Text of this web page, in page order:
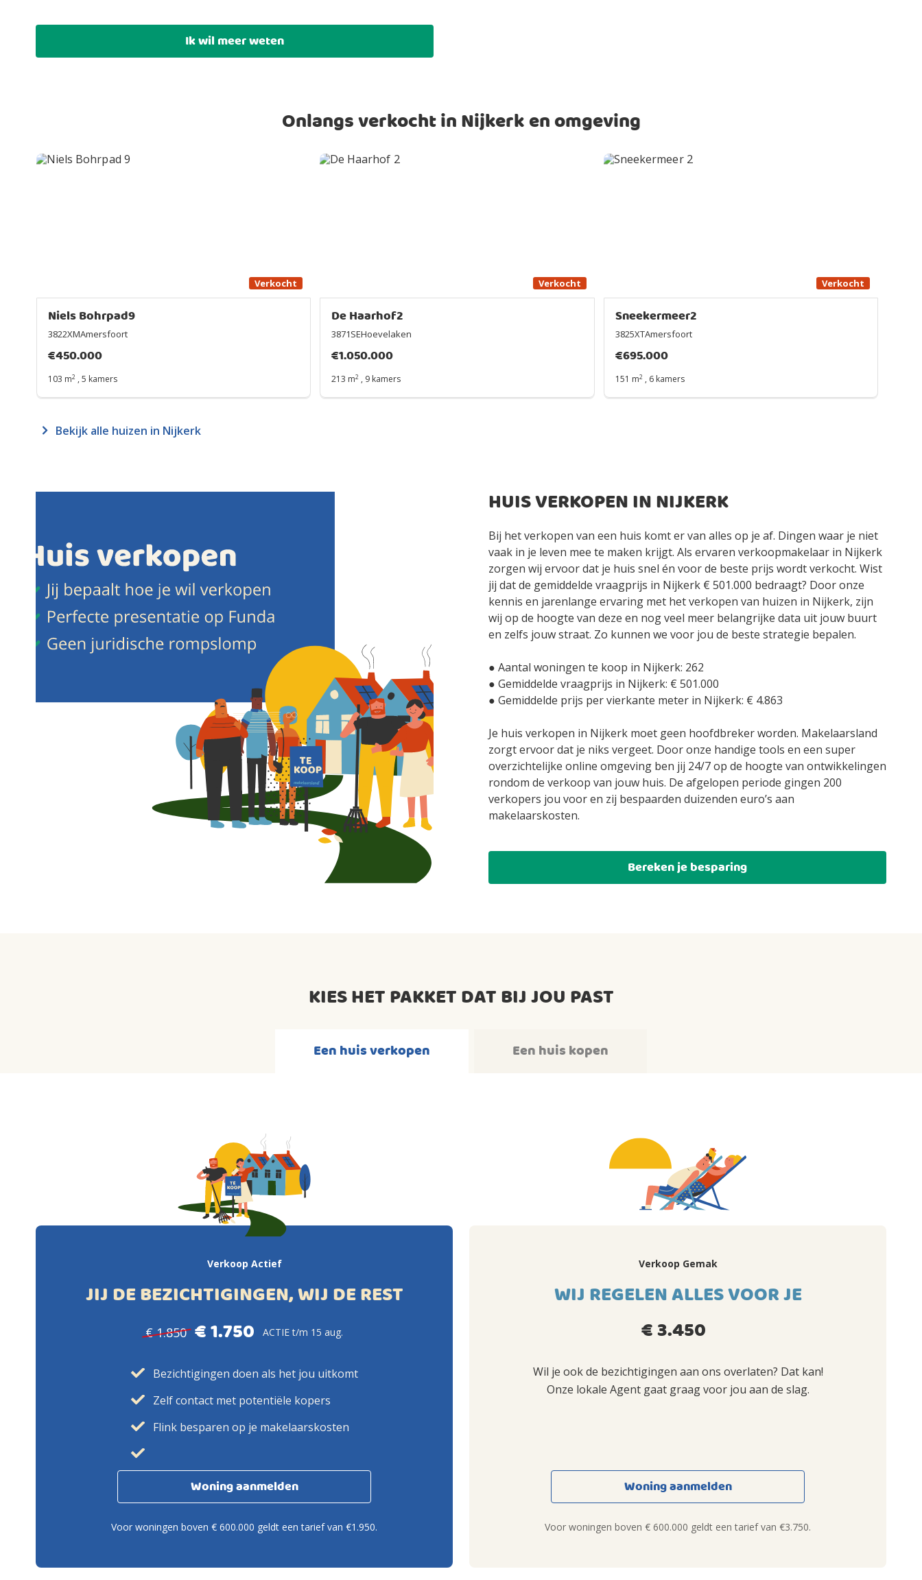
Ik wil meer weten
Onlangs verkocht in Nijkerk en omgeving
Verkocht
Niels Bohrpad9
3822XMAmersfoort
€450.000
103 m2 , 5 kamers
Verkocht
De Haarhof2
3871SEHoevelaken
€1.050.000
213 m2 , 9 kamers
Verkocht
Sneekermeer2
3825XTAmersfoort
€695.000
151 m2 , 6 kamers
Bekijk alle huizen in Nijkerk
HUIS VERKOPEN IN NIJKERK
Bij het verkopen van een huis komt er van alles op je af. Dingen waar je niet
vaak in je leven mee te maken krijgt. Als ervaren verkoopmakelaar in Nijkerk
zorgen wij ervoor dat je huis snel én voor de beste prijs wordt verkocht. Wist
jij dat de gemiddelde vraagprijs in Nijkerk € 501.000 bedraagt? Door onze
kennis en jarenlange ervaring met het verkopen van huizen in Nijkerk, zijn
wij op de hoogte van deze en nog veel meer belangrijke data uit jouw buurt
en zelfs jouw straat. Zo kunnen we voor jou de beste strategie bepalen.
● Aantal woningen te koop in Nijkerk: 262
● Gemiddelde vraagprijs in Nijkerk: € 501.000
● Gemiddelde prijs per vierkante meter in Nijkerk: € 4.863
Je huis verkopen in Nijkerk moet geen hoofdbreker worden. Makelaarsland
zorgt ervoor dat je niks vergeet. Door onze handige tools en een super
overzichtelijke online omgeving ben jij 24/7 op de hoogte van ontwikkelingen
rondom de verkoop van jouw huis. De afgelopen periode gingen 200
verkopers jou voor en zij bespaarden duizenden euro’s aan
makelaarskosten.
Bereken je besparing
KIES HET PAKKET DAT BIJ JOU PAST
Een huis verkopen Een huis kopen
Verkoop Actief
JIJ DE BEZICHTIGINGEN, WIJ DE REST
€ 1.850 € 1.750 ACTIE t/m 15 aug.
Bezichtigingen doen als het jou uitkomt
Zelf contact met potentiële kopers
Flink besparen op je makelaarskosten
Woning aanmelden
Voor woningen boven € 600.000 geldt een tarief van €1.950.
Verkoop Gemak
WIJ REGELEN ALLES VOOR JE
€ 3.450
Wil je ook de bezichtigingen aan ons overlaten? Dat kan!
Onze lokale Agent gaat graag voor jou aan de slag.
Woning aanmelden
Voor woningen boven € 600.000 geldt een tarief van €3.750.